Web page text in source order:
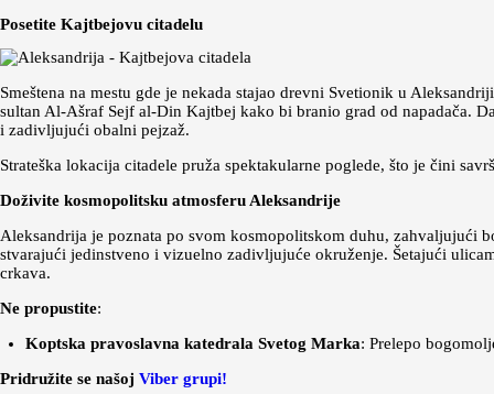
Posetite Kajtbejovu citadelu
Smeštena na mestu gde je nekada stajao drevni Svetionik u
sultan Al-Ašraf Sejf al-Din Kajtbej kako bi branio grad od napadača.
i zadivljujući obalni pejzaž.
Strateška lokacija citadele pruža spektakularne poglede, što je čini
Doživite kosmopolitsku atmosferu Aleksandrije
Aleksandrija je poznata po svom kosmopolitskom duhu, zahvaljujući
stvarajući jedinstveno i vizuelno zadivljujuće okruženje. Šetajući
crkava.
Ne propustite:
Koptska pravoslavna katedrala Svetog Marka: Prelepo
Pridružite se našoj Viber grupi!